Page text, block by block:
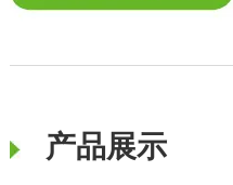
产品展示